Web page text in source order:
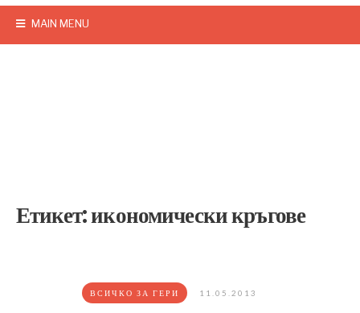
MAIN MENU
Етикет:икономически кръгове
ВСИЧКО ЗА ГЕРИ 11.05.2013